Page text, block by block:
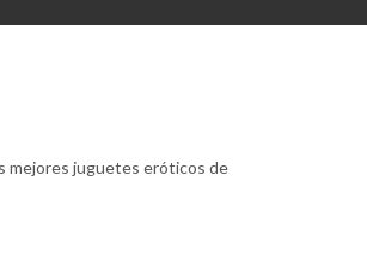
mejores juguetes eróticos de